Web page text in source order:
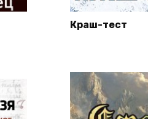
Краш-тест